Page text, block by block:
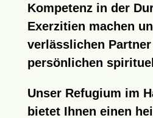
Kompetenz in der
Exerzitien machen
verlässlichen
persönlichen
Unser Refugium im
bietet Ihnen einen